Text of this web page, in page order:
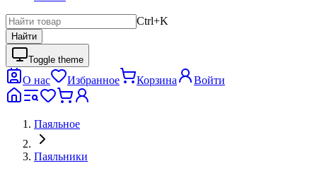
Ctrl+K
Найти
Toggle theme
О нас Избранное Корзина Войти
Паяльное
Паяльники